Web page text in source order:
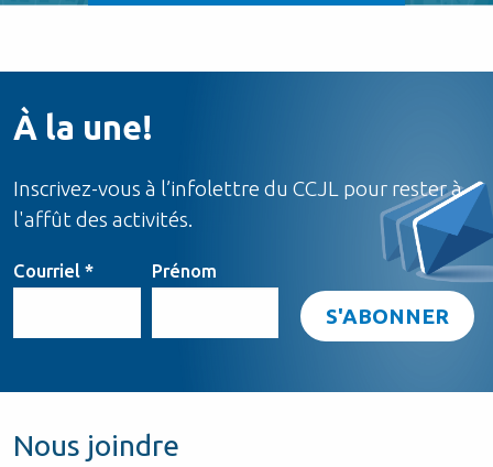
À la une!
Inscrivez-vous à l’infolettre du CCJL pour rester à
l'affût des activités.
Courriel * Prénom
Nous joindre